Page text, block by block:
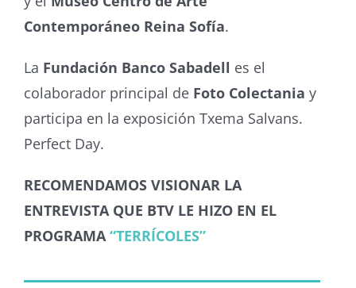
Contemporáneo Reina Sofía.
La Fundación Banco Sabadell es el
colaborador principal de Foto Colectania y
participa en la exposición Txema Salvans.
Perfect Day.
RECOMENDAMOS VISIONAR LA
ENTREVISTA QUE BTV LE HIZO EN EL
PROGRAMA“TERRÍCOLES”